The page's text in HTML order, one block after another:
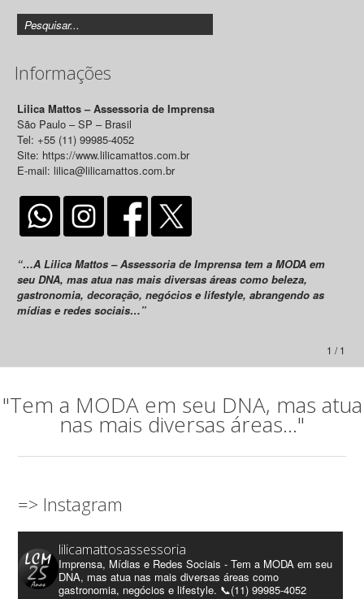
Informações
Lilica Mattos – Assessoria de Imprensa
São Paulo – SP – Brasil
Tel: +55 (11) 99985-4052
Site: https://www.lilicamattos.com.br
E-mail: lilica@lilicamattos.com.br
“…A Lilica Mattos – Assessoria de Imprensa tem a MODA em
seu DNA, mas atua nas mais diversas áreas como beleza,
gastronomia, decoração, negócios e lifestyle, abrangendo as
mídias e redes sociais…”
1 / 1
"Tem a MODA em seu DNA, mas atua
nas mais diversas áreas..."
=> Instagram
lilicamattosassessoria
Imprensa, Mídias e Redes Sociais - Tem a MODA em seu
DNA, mas atua nas mais diversas áreas como
gastronomia, negócios e lifestyle. 📞(11) 99985-4052